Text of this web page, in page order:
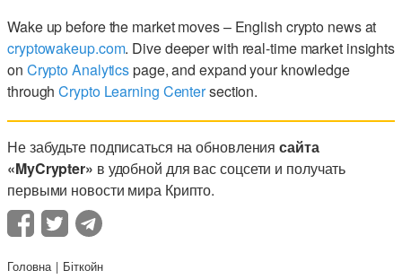
Wake up before the market moves – English crypto news at
cryptowakeup.com. Dive deeper with real-time market insights
on Crypto Analyticspage, and expand your knowledge
throughCrypto Learning Centersection.
Не забудьте подписаться на обновлениясайта
«MyCrypter» в удобной для вас соцсети и получать
первыми новости мира Крипто.
Головна Біткойн